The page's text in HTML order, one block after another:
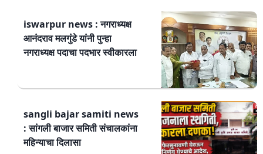
iswarpur news : नगराध्यक्ष
आनंदराव मलगुंडे यांनी पुन्हा
नगराध्यक्ष पदाचा पदभार स्वीकारला
sangli bajar samiti news
: सांगली बाजार समिती संचालकांना
महिन्याचा दिलासा